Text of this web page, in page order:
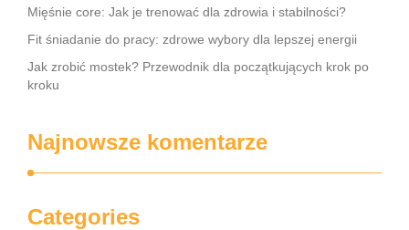
Mięśnie core: Jak je trenować dla zdrowia i stabilności?
Fit śniadanie do pracy: zdrowe wybory dla lepszej energii
Jak zrobić mostek? Przewodnik dla początkujących krok po
kroku
Najnowsze komentarze
Categories